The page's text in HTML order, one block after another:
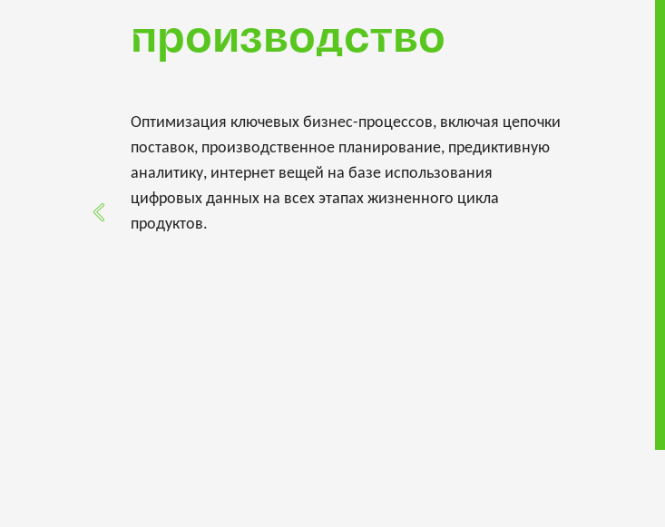
производство
Оптимизация ключевых бизнес-процессов, включая цепочки
поставок, производственное планирование, предиктивную
аналитику, интернет вещей на базе использования
цифровых данных на всех этапах жизненного цикла
продуктов.